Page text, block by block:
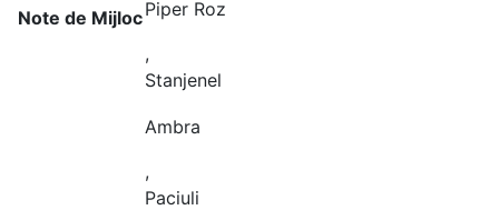
Note de MijlocPiper Roz
,
Stanjenel
Ambra
,
Paciuli